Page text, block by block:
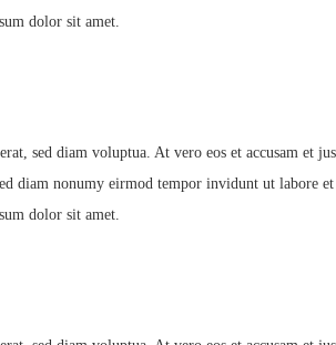
dolor sit amet.
sed diam voluptua. At vero eos et accusam et
diam nonumy eirmod tempor invidunt ut labore
dolor sit amet.